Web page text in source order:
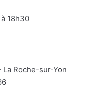
18h30
Roche-sur-Yon